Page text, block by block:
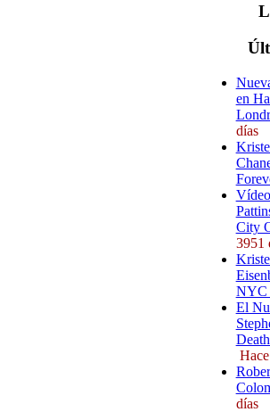
en
días
City
3951
NYC
El
días